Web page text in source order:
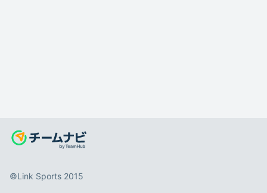
©️Link Sports 2015